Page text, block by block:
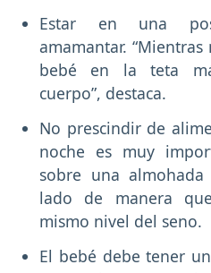
Estar en una
amamantar.
bebé en la teta
cuerpo”, destaca.
No prescindir de
noche es muy
sobre una
lado de manera
mismo nivel del seno.
El bebé debe tener